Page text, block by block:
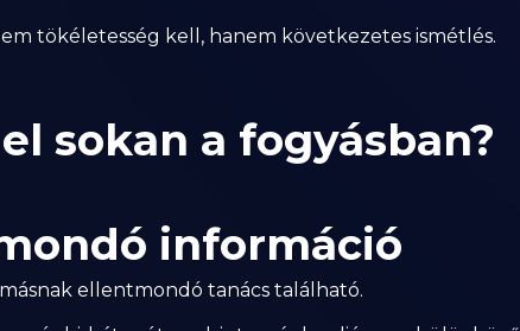
tökéletesség kell, hanem következetes ismétlés.
sokan a fogyásban?
információ
ellentmondó tanács található.